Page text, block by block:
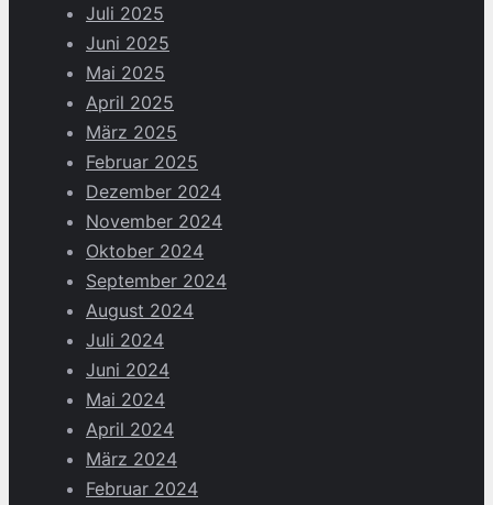
Juli 2025
Juni 2025
Mai 2025
April 2025
März 2025
Februar 2025
Dezember 2024
November 2024
Oktober 2024
September 2024
August 2024
Juli 2024
Juni 2024
Mai 2024
April 2024
März 2024
Februar 2024